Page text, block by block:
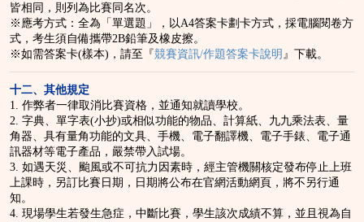
皆相同，則列為比賽同名次。
※應考方式： 全為「單選題」 ，以A4答案卡劃卡方式 ，採電腦閱卷方
式，考生須自備攜帶2B鉛筆及橡皮擦。
※如需答案卡(樣本)，請至『競賽資訊/作題答案卡說明 』下載。
十二、其他規定
1. 作弊者一律取消比賽資格，並通知就讀學校。
2. 字典、單字表(小抄)或相似功能的物品、計算紙、九九乘法表、量
角器、具有量角功能的文具、手機、電子翻譯機、電子手錶、電子通
訊器材等電子產品，嚴禁帶入試場。
3. 如遇天災、颱風或不可抗力因素時，經主管機關核定發布停止上班
上課時，另訂比賽日期，日期將公布在官網活動網頁，將不另行通
知。
4. 現場學生若發生急症，中斷比賽，學生該次成績不算，並且視為自